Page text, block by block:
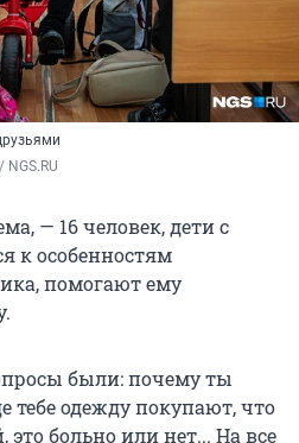
— 16 человек, дети с
к особенностям
помогают ему
были: почему ты
тебе одежду покупают, что
это больно или нет... На все